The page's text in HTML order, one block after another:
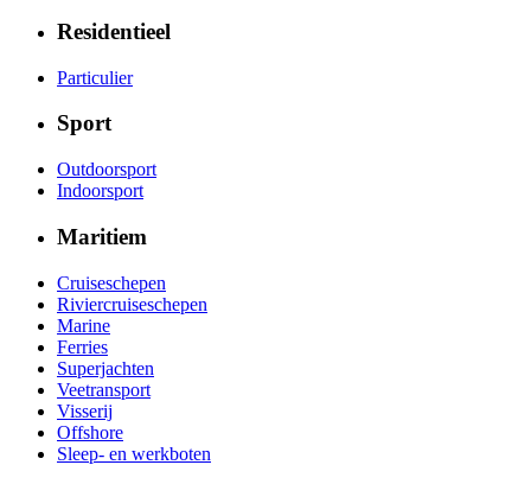
Residentieel
Particulier
Sport
Outdoorsport
Indoorsport
Maritiem
Cruiseschepen
Riviercruiseschepen
Marine
Ferries
Superjachten
Veetransport
Visserij
Offshore
Sleep- en werkboten